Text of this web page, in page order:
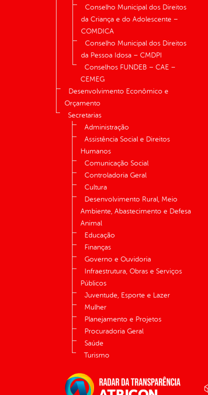
Conselho Municipal dos Direitos
da Criança e do Adolescente –
COMDICA
Conselho Municipal dos Direitos
da Pessoa Idosa – CMDPI
Conselhos FUNDEB – CAE –
CEMEG
Desenvolvimento Econômico e
Orçamento
Secretarias
Administração
Assistência Social e Direitos
Humanos
Comunicação Social
Controladoria Geral
Cultura
Desenvolvimento Rural, Meio
Ambiente, Abastecimento e Defesa
Animal
Educação
Finanças
Governo e Ouvidoria
Infraestrutura, Obras e Serviços
Públicos
Juventude, Esporte e Lazer
Mulher
Planejamento e Projetos
Procuradoria Geral
Saúde
Turismo